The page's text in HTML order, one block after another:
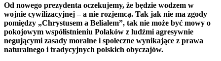
Od nowego prezydenta oczekujemy, że będzie wodzem w
wojnie cywilizacyjnej – a nie rozjemcą. Tak jak nie ma zgody
pomiędzy „Chrystusem a Belialem”, tak nie może być mowy o
pokojowym współistnieniu Polaków z ludźmi agresywnie
negującymi zasady moralne i społeczne wynikające z prawa
naturalnego i tradycyjnych polskich obyczajów.